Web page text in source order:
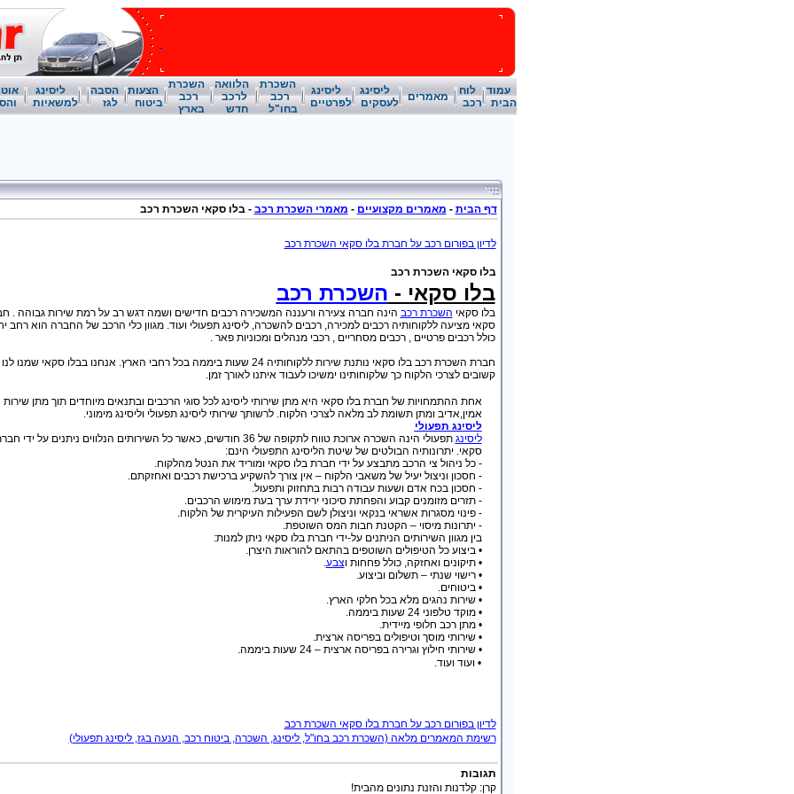
עמוד
הבית
לוח
רכב
מאמרים
ליסינג
לעסקים
ליסינג
לפרטיים
השכרת
רכב
בחו"ל
הלוואה
לרכב
חדש
השכרת
רכב
בארץ
הצעות
ביטוח
הסבה
לגז
ליסינג
למשאיות
דף הבית - מאמרים מקצועיים - מאמרי השכרת רכב -בלו סקאי השכרת רכב
לדיון בפורום רכב על חברת בלו סקאי השכרת רכב
בלו סקאי השכרת רכב
בלו סקאי - השכרת רכב
בלו סקאי השכרת רכב הינה חברה צעירה ורעננה המשכירה רכבים חדישים ושמה דגש רב על רמת שירות גבוהה .
סקאי מציעה ללקוחותיה רכבים למכירה, רכבים להשכרה, ליסינג תפעולי ועוד. מגוון כלי הרכב של החברה הוא רחב
כולל רכבים פרטיים , רכבים מסחריים , רכבי מנהלים ומכוניות פאר .
חברת השכרת רכב בלו סקאי נותנת שירות ללקוחותיה 24 שעות ביממה בכל רחבי הארץ. אנחנו בבלו
קשובים לצרכי הלקוח כך שלקוחותינו ימשיכו לעבוד איתנו לאורך זמן.
אחת ההתמחויות של חברתבלו סקאי היא מתן שירותי ליסינג לכל סוגי הרכבים ובתנאים מיוחדים תוך מתן שירות
אמין,אדיב ומתן תשומת לב מלאה לצרכי הלקוח. לרשותך שירותי ליסינג תפעולי וליסינג מימוני.
ליסינג תפעולי
ליסינג תפעולי הינה השכרה ארוכת טווח לתקופה של 36 חודשים, כאשר כל השירותים הנלווים ניתנים על ידי חברת
סקאי. יתרונותיה הבולטים של שיטת הליסינג התפעולי הינם:
- כל ניהול צי הרכב מתבצע על ידי חברתבלו סקאי ומוריד את הנטל מהלקוח.
- חסכון וניצול יעיל של משאבי הלקוח – אין צורך להשקיע ברכישת רכבים ואחזקתם.
- חסכון בכח אדם ושעות עבודה רבות בתחזוק ותפעול.
- תזרים מזומנים קבוע והפחתת סיכוני ירידת ערך בעת מימוש הרכבים.
- פינוי מסגרות אשראי בנקאי וניצולן לשם הפעילות העיקרית של הלקוח.
- יתרונות מיסוי – הקטנת חבות המס השוטפת.
בין מגוון השירותים הניתנים על-ידי חברתבלו סקאי ניתן למנות:
• ביצוע כל הטיפולים השוטפים בהתאם להוראות היצרן.
• תיקונים ואחזקה, כולל פחחות וצבע.
• רישוי שנתי – תשלום וביצוע.
• ביטוחים.
• שירות נהגים מלא בכל חלקי הארץ.
• מוקד טלפוני 24 שעות ביממה.
• מתן רכב חלופי מיידית.
• שירותי מוסך וטיפולים בפריסה ארצית.
• שירותי חילוץ וגרירה בפריסה ארצית – 24 שעות ביממה.
• ועוד ועוד.
לדיון בפורום רכב על חברת בלו סקאי השכרת רכב
רשימת המאמרים מלאה (השכרת רכב בחו"ל, ליסינג, השכרה, ביטוח רכב, הנעה בגז, ליסינג תפעולי)
תגובות
קרן:קלדנות והזנת נתונים מהבית!